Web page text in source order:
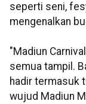
seperti seni,
mengenalkan
"Madiun
semua tampil.
hadir termasuk
wujud Madiun